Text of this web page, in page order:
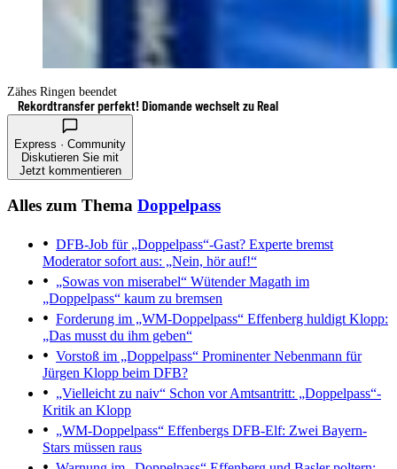
Zähes Ringen beendet
Rekordtransfer perfekt! Diomande wechselt zu Real
Express · Community
Diskutieren Sie mit
Jetzt kommentieren
Alles zum Thema Doppelpass
DFB-Job für „Doppelpass“-Gast? Experte bremst
Moderator sofort aus: „Nein, hör auf!“
„Sowas von miserabel“ Wütender Magath im
„Doppelpass“ kaum zu bremsen
Forderung im „WM-Doppelpass“ Effenberg huldigt Klopp:
„Das musst du ihm geben“
Vorstoß im „Doppelpass“ Prominenter Nebenmann für
Jürgen Klopp beim DFB?
„Vielleicht zu naiv“ Schon vor Amtsantritt: „Doppelpass“-
Kritik an Klopp
„WM-Doppelpass“ Effenbergs DFB-Elf: Zwei Bayern-
Stars müssen raus